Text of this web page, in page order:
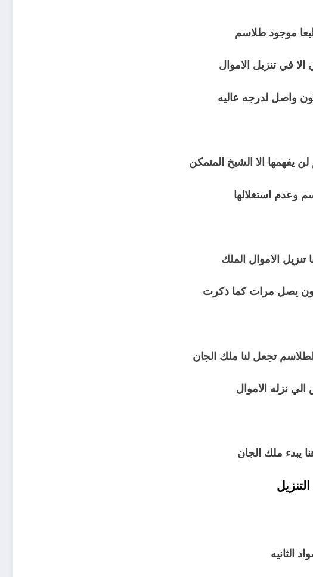
موجود طلاسم
في تنزيل الاموال
واصل لدرجه عاليه
يفهمها الا الشيخ المتمكن
وعدم استغلالها
الاموال الملك
تجعل لنا ملك الجان
نزله الاموال
يبدء ملك الجان
الثانيه